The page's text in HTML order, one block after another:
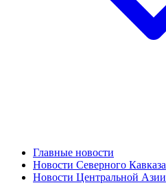
Главные новости
Новости Северного Кавказа
Новости Центральной Азии